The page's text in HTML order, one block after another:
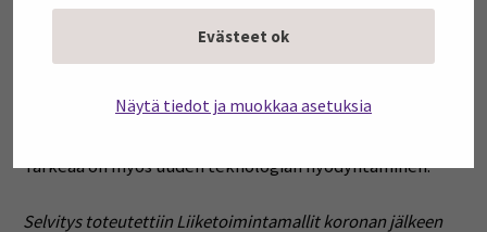
Evästeet ok
Näytä tiedot ja muokkaa asetuksia
kokonaan uusia liiketoimintamalleja tai etsiä uusia
kyettävä miettimään uusiksi ansaintalogiikkaansa ja
Tärkeää on myös uuden teknologian hyödyntäminen.
Selvitys toteutettiin Liiketoimintamallit koronan jälkeen